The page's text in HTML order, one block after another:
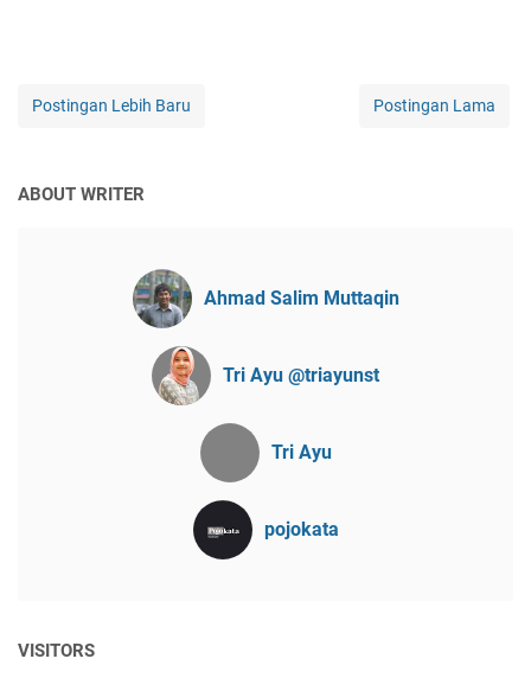
Postingan Lebih Baru Postingan Lama
ABOUT WRITER
Ahmad Salim Muttaqin
Tri Ayu @triayunst
Tri Ayu
pojokata
VISITORS